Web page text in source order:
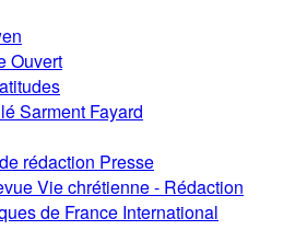
Ouvert
Sarment Fayard
rédaction Presse
Vie chrétienne - Rédaction
de France International